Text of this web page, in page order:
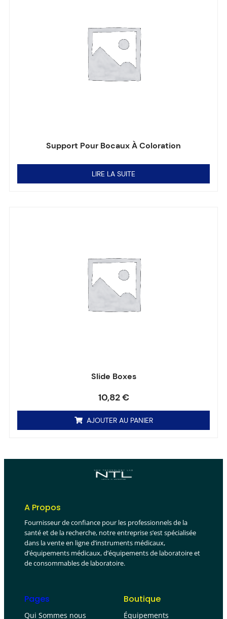
Support Pour Bocaux À Coloration
LIRE LA SUITE
Slide Boxes
10,82€
AJOUTER AU PANIER
A Propos
Fournisseur de confiance pour les professionnels de la
santé et de la recherche, notre entreprise s’est spécialisée
dans la vente en ligne d’instruments médicaux,
d’équipements médicaux, d’équipements de laboratoire et
de consommables de laboratoire.
Pages
Qui Sommes nous
Boutique
Équipements